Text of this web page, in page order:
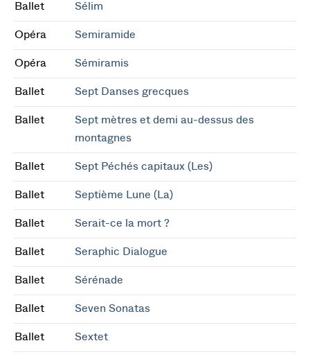
Ballet Sélim
Opéra Semiramide
Opéra Sémiramis
Ballet Sept Danses grecques
Ballet
Sept mètres et demi au-dessus des
montagnes
Ballet Sept Péchés capitaux (Les)
Ballet Septième Lune (La)
Ballet Serait-ce la mort ?
Ballet Seraphic Dialogue
Ballet Sérénade
Ballet Seven Sonatas
Ballet Sextet